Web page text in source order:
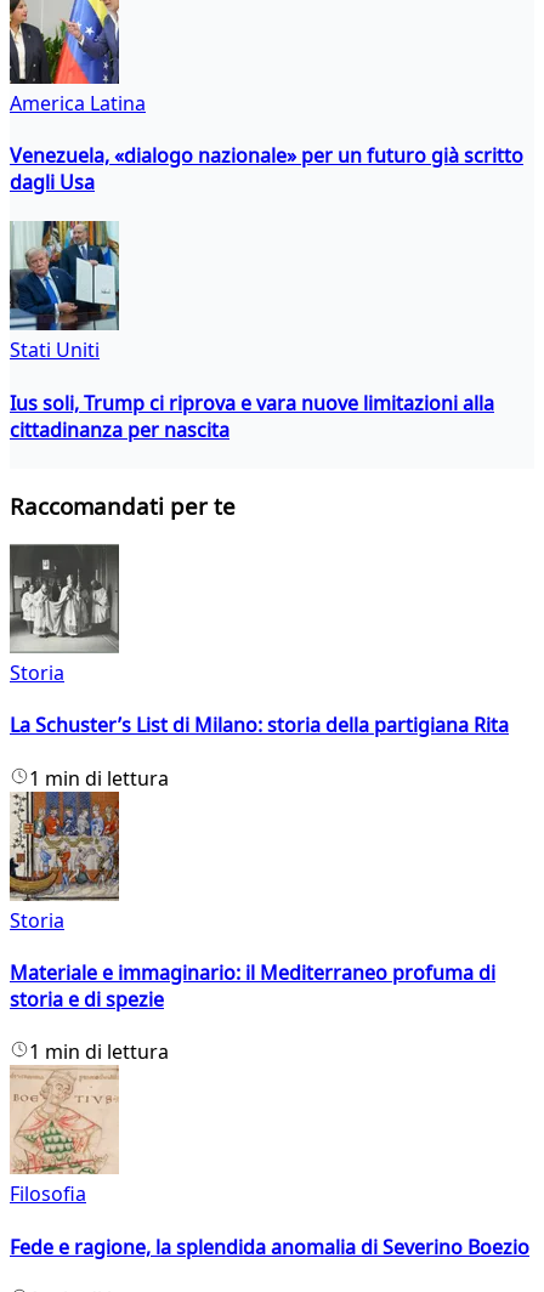
America Latina
Venezuela, «dialogo nazionale» per un futuro già scritto
dagli Usa
Stati Uniti
Ius soli, Trump ci riprova e vara nuove limitazioni alla
cittadinanza per nascita
Raccomandati per te
Storia
La Schuster’s List di Milano: storia della partigiana Rita
1 min di lettura
Storia
Materiale e immaginario: il Mediterraneo profuma di
storia e di spezie
1 min di lettura
Filosofia
Fede e ragione, la splendida anomalia di Severino Boezio